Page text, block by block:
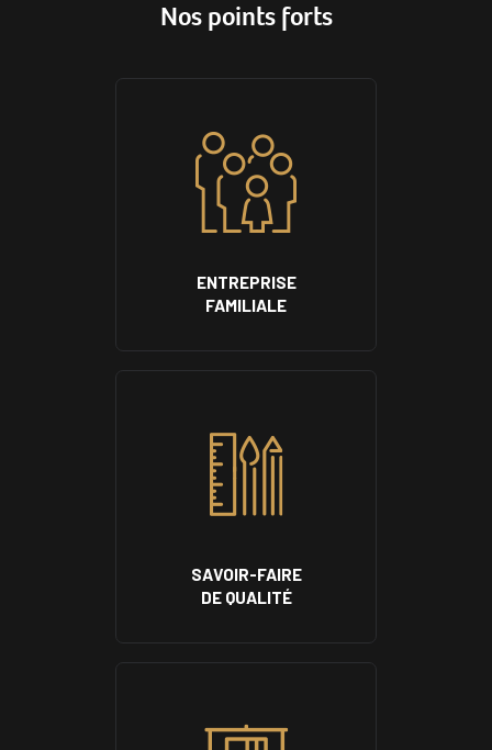
Nos points forts
ENTREPRISE
FAMILIALE
SAVOIR-FAIRE
DE QUALITÉ